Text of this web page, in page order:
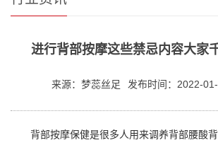
进行背部按摩这些禁忌内容大家
来源：梦蕊丝足 发布时间：2022-
背部按摩保健是很多人用来调养背部腰酸背